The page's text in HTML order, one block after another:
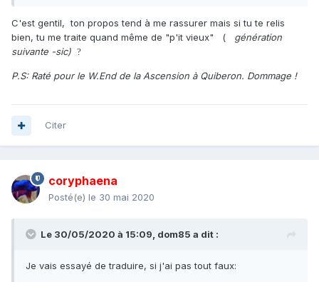
C'est gentil, ton propos tend à me rassurer mais si tu te relis
bien, tu me traite quand même de "p'it vieux" (
génération
suivante -sic) ?
P.S: Raté pour le W.End de la Ascension à Quiberon. Dommage !
Citer
coryphaena
Posté(e) le 30 mai 2020
Le 30/05/2020 à 15:09, dom85 a dit :
Je vais essayé de traduire, si j'ai pas tout faux: